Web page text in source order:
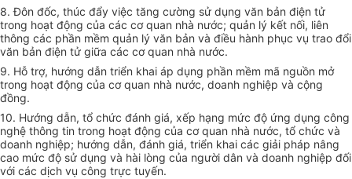
8. Đôn đốc, thúc đẩy việc tăng cường sử dụng văn bản điện tử
trong hoạt động của các cơ quan nhà nước; quản lý kết nối, liên
thông các phần mềm quản lý văn bản và điều hành phục vụ trao đổi
văn bản điện tử giữa các cơ quan nhà nước.
9. Hỗ trợ, hướng dẫn triển khai áp dụng phần mềm mã nguồn mở
trong hoạt động của cơ quan nhà nước, doanh nghiệp và cộng
đồng.
10. Hướng dẫn, tổ chức đánh giá, xếp hạng mức độ ứng dụng công
nghệ thông tin trong hoạt động của cơ quan nhà nước, tổ chức và
doanh nghiệp; hướng dẫn, đánh giá, triển khai các giải pháp nâng
cao mức độ sử dụng và hài lòng của người dân và doanh nghiệp đối
với các dịch vụ công trực tuyến.